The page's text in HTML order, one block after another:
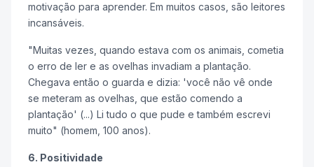
motivação para aprender. Em muitos casos, são leitores
incansáveis.
"Muitas vezes, quando estava com os animais, cometia
o erro de ler e as ovelhas invadiam a plantação.
Chegava então o guarda e dizia: 'você não vê onde
se meteram as ovelhas, que estão comendo a
plantação' (...) Li tudo o que pude e também escrevi
muito" (homem, 100 anos).
6. Positividade